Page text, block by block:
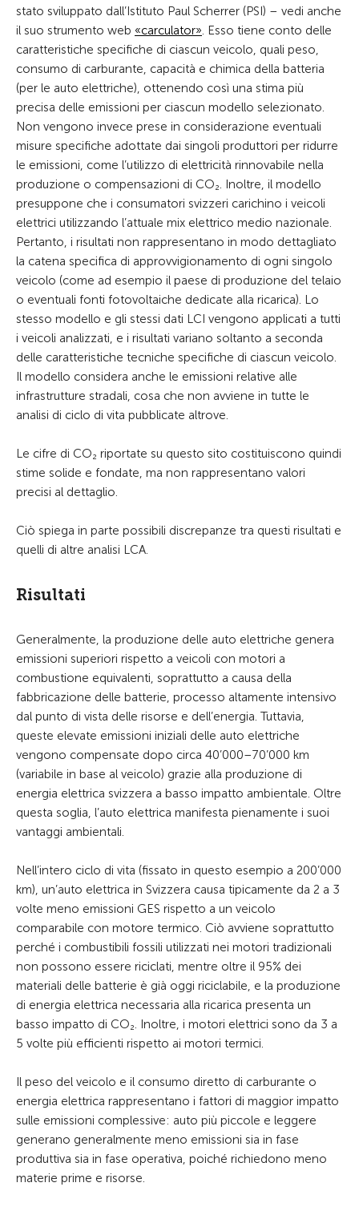
stato sviluppato dall’Istituto Paul Scherrer (PSI) – vedi anche
il suo strumento web «carculator». Esso tiene conto delle
caratteristiche specifiche di ciascun veicolo, quali peso,
consumo di carburante, capacità e chimica della batteria
(per le auto elettriche), ottenendo così una stima più
precisa delle emissioni per ciascun modello selezionato.
Non vengono invece prese in considerazione eventuali
misure specifiche adottate dai singoli produttori per ridurre
le emissioni, come l’utilizzo di elettricità rinnovabile nella
produzione o compensazioni di CO₂. Inoltre, il modello
presuppone che i consumatori svizzeri carichino i veicoli
elettrici utilizzando l’attuale mix elettrico medio nazionale.
Pertanto, i risultati non rappresentano in modo dettagliato
la catena specifica di approvvigionamento di ogni singolo
veicolo (come ad esempio il paese di produzione del telaio
o eventuali fonti fotovoltaiche dedicate alla ricarica). Lo
stesso modello e gli stessi dati LCI vengono applicati a tutti
i veicoli analizzati, e i risultati variano soltanto a seconda
delle caratteristiche tecniche specifiche di ciascun veicolo.
Il modello considera anche le emissioni relative alle
infrastrutture stradali, cosa che non avviene in tutte le
analisi di ciclo di vita pubblicate altrove.
Le cifre di CO₂ riportate su questo sito costituiscono quindi
stime solide e fondate, ma non rappresentano valori
precisi al dettaglio.
Ciò spiega in parte possibili discrepanze tra questi risultati e
quelli di altre analisi LCA.
Risultati
Generalmente, la produzione delle auto elettriche genera
emissioni superiori rispetto a veicoli con motori a
combustione equivalenti, soprattutto a causa della
fabbricazione delle batterie, processo altamente intensivo
dal punto di vista delle risorse e dell’energia. Tuttavia,
queste elevate emissioni iniziali delle auto elettriche
vengono compensate dopo circa 40’000–70’000 km
(variabile in base al veicolo) grazie alla produzione di
energia elettrica svizzera a basso impatto ambientale. Oltre
questa soglia, l’auto elettrica manifesta pienamente i suoi
vantaggi ambientali.
Nell’intero ciclo di vita (fissato in questo esempio a 200’000
km), un’auto elettrica in Svizzera causa tipicamente da 2 a 3
volte meno emissioni GES rispetto a un veicolo
comparabile con motore termico. Ciò avviene soprattutto
perché i combustibili fossili utilizzati nei motori tradizionali
non possono essere riciclati, mentre oltre il 95% dei
materiali delle batterie è già oggi riciclabile, e la produzione
di energia elettrica necessaria alla ricarica presenta un
basso impatto di CO₂. Inoltre, i motori elettrici sono da 3 a
5 volte più efficienti rispetto ai motori termici.
Il peso del veicolo e il consumo diretto di carburante o
energia elettrica rappresentano i fattori di maggior impatto
sulle emissioni complessive: auto più piccole e leggere
generano generalmente meno emissioni sia in fase
produttiva sia in fase operativa, poiché richiedono meno
materie prime e risorse.